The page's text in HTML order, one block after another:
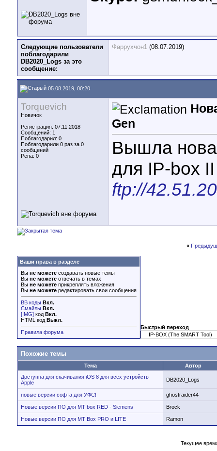
Следующие пользователи
поблагодарили
DB2020_Logs за это
сообщение:
Фаррухчон1 (08.07.2019)
05.08.2019, 00:20
Torquevich
Новичок
Регистрация: 07.11.2018
Сообщений: 1
Поблагодарил: 0
Поблагодарили 0 раз за 0
сообщений
Репа: 0
Gen
Вышла
для IP-box
ftp://
«
Ваши права в разделе
Вы не можете создавать новые темы
Вы не можете отвечать в темах
Вы не можете прикреплять вложения
Вы не можете редактировать свои сообщения
BB коды Вкл.
Смайлы Вкл.
[IMG] код Вкл.
HTML код Выкл.
Правила форума
Быстрый переход
Похожие темы
Тема
Автор
Доступна для скачивания iOS 8 для всех устройств
Apple
DB2020_Logs
новые версии софта для УФС! ghostraider44
Новые версии ПО для MT box RED - Siemens Brock
Новые версии ПО для MT Box PRO и LITE Ramon
Текущее